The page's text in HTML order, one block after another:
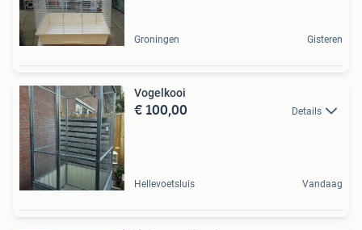
Groningen Gisteren
Vogelkooi
€ 100,00 Details
Hellevoetsluis Vandaag